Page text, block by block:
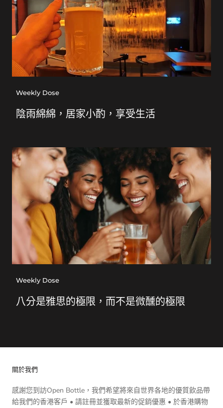
Weekly Dose
陰雨綿綿，居家小酌，享受生活
Weekly Dose
八分是雅思的極限，而不是微醺的極限
關於我們
感謝您到訪Open Bottle，我們希望將來自世界各地的優質飲品帶
給我們的香港客戶 • 請註冊並獲取最新的促銷優惠 • 於香港購物